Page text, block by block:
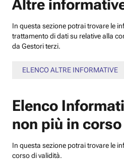
Altre
In questa sezione potrai trovare le
trattamento di dati su relative alla
da Gestori terzi.
ELENCO ALTRE INFORMATIVE
Elenco
non più in
In questa sezione potrai trovare le
corso di validità.